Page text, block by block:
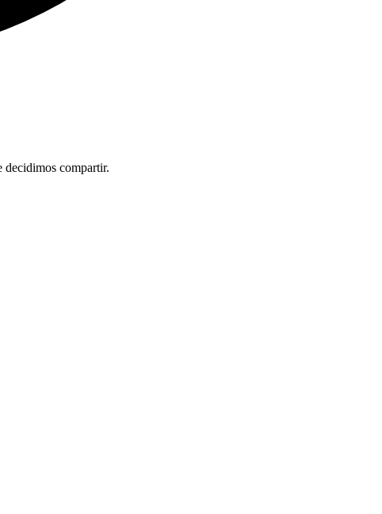
decidimos compartir.